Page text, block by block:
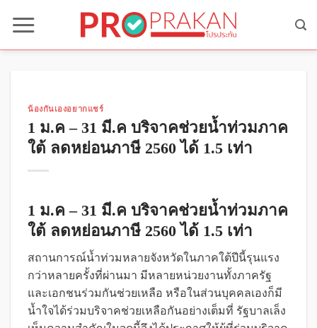
น้องกันเองอยากแชร์
1 ม.ค – 31 มี.ค บริจาคช่วยน้ำท่วมภาค
ใต้ ลดหย่อนภาษี 2560 ได้ 1.5 เท่า
1 ม.ค – 31 มี.ค บริจาคช่วยน้ำท่วมภาค
ใต้ ลดหย่อนภาษี 2560 ได้ 1.5 เท่า
สถานการณ์น้ำท่วมหลายจังหวัดในภาคใต้ปีนี้รุนแรง
กว่าหลายครั้งที่ผ่านมา มีหลายหน่วยงานทั้งภาครัฐ
และเอกชนร่วมกันช่วยเหลือ หรือในส่วนบุคคลเองก็มี
น้ำใจได้ร่วมบริจาคช่วยเหลือกันอย่างเต็มที่ รัฐบาลเล็ง